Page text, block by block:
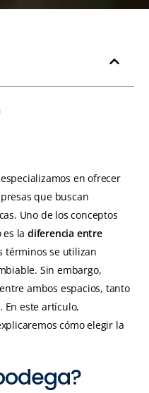
en ofrecer
que buscan
Uno de los conceptos
es ladiferencia entre
términos se utilizan
Sin embargo,
ambos espacios, tanto
En este artículo,
cómo elegir la